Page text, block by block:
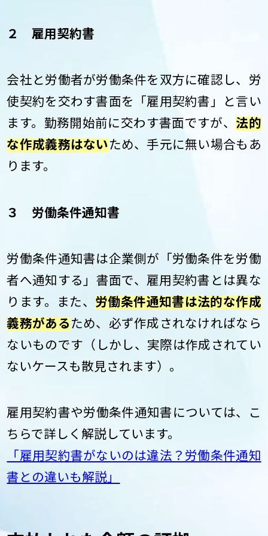
２ 雇用契約書
会社と労働者が労働条件を双方に確認し、労
使契約を交わす書面を「雇用契約書」と言い
ます。勤務開始前に交わす書面ですが、法的
な作成義務はないため、手元に無い場合もあ
ります。
３ 労働条件通知書
労働条件通知書は企業側が「労働条件を労働
者へ通知する」書面で、雇用契約書とは異な
ります。また、労働条件通知書は法的な作成
義務があるため、必ず作成されなければなら
ないものです（しかし、実際は作成されてい
ないケースも散見されます）。
雇用契約書や労働条件通知書については、こ
ちらで詳しく解説しています。
「雇用契約書がないのは違法？労働条件通知
書との違いも解説」